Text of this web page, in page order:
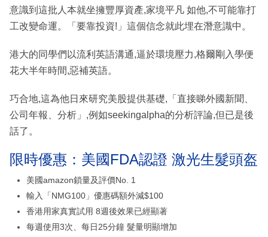
意識到這批人本就坐擁豐厚資產,家境平凡 如他,不可能靠打
工改變命運。「要靠投資!」這個信念就此埋在潛意識中。
港大的同學們以流利英語溝通,逼於環境壓力,格爾剛入學便
花大半年時間,惡補英語。
巧合地,這為他日來研究美股提供基礎,「直接睇外國新聞、
公司年報、分析」,例如seekingalpha的分析評論,但已是後
話了。
限時優惠：美國FDA認證 激光生髮頭盔
美國amazon鎖量及評價No. 1
輸入「NMG100」優惠碼額外減$100
香港用家真實試用 8週後效果已經顯著
每週使用3次、每日25分鐘 髮量明顯增加